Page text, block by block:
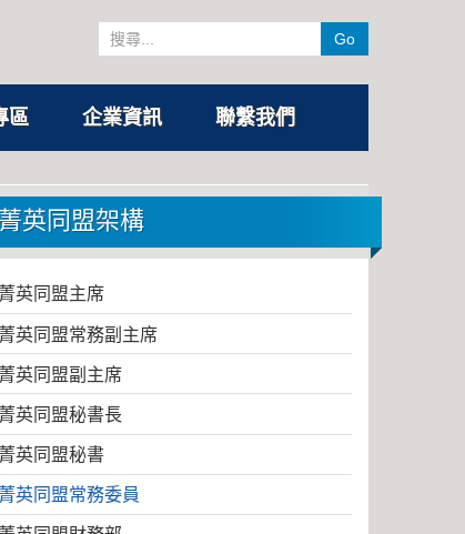
Go
區 企業資訊 聯繫我們
菁英同盟架構
菁英同盟主席
菁英同盟常務副主席
菁英同盟副主席
菁英同盟秘書長
菁英同盟秘書
英同盟常務委員